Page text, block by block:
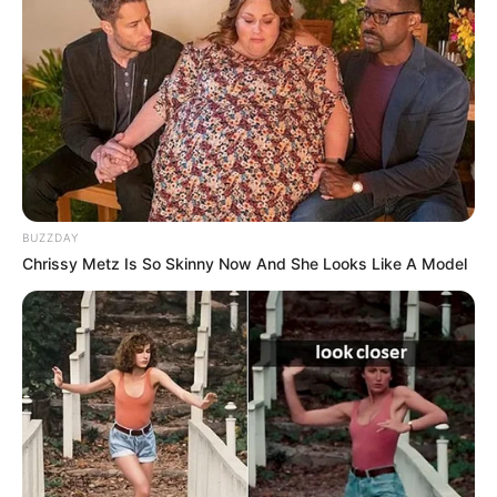
δήλωσε ότι η ομοσπονδιακή αστυνομία
υποστηρίζει ενεργά τις έρευνες στο σημείο.
Η ανταποκρίτρια του ABC News, Σελίνα Ουάνγκ,
κατέγραψε τη στιγμή της επίθεσης ενώ
ετοιμαζόταν για ζωντανή σύνδεση. Οι
δημοσιογράφοι, ακούγοντας τουλάχιστον 20
πυροβολισμούς, έλαβαν εντολή να τρέξουν
στην αίθουσα Τύπου για κάλυψη. Τουρίστες
που βρίσκονταν στην περιοχή περιέγραψαν τον
πανικό που ακολούθησε. Στρατιωτικοί της
Εθνοφρουράς και αστυνομικές δυνάμεις
απέκλεισαν άμεσα την περιοχή. Αξίζει να
BUZZDAY
Chrissy Metz Is So Skinny Now And She Looks Like A Model